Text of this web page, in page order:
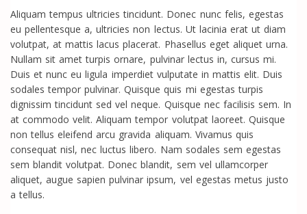
Aliquam tempus ultricies tincidunt. Donec nunc felis, egestas
eu pellentesque a, ultricies non lectus. Ut lacinia erat ut diam
volutpat, at mattis lacus placerat. Phasellus eget aliquet urna.
Nullam sit amet turpis ornare, pulvinar lectus in, cursus mi.
Duis et nunc eu ligula imperdiet vulputate in mattis elit. Duis
sodales tempor pulvinar. Quisque quis mi egestas turpis
dignissim tincidunt sed vel neque. Quisque nec facilisis sem. In
at commodo velit. Aliquam tempor volutpat laoreet. Quisque
non tellus eleifend arcu gravida aliquam. Vivamus quis
consequat nisl, nec luctus libero. Nam sodales sem egestas
sem blandit volutpat. Donec blandit, sem vel ullamcorper
aliquet, augue sapien pulvinar ipsum, vel egestas metus justo
a tellus.